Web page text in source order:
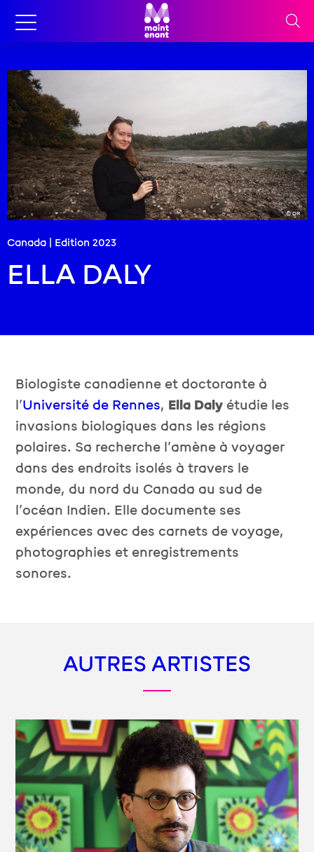
Canada | Edition 2023
ELLA DALY
© DR
Biologiste canadienne et doctorante à
l’Université de Rennes, Ella Daly étudie les
invasions biologiques dans les régions
polaires. Sa recherche l’amène à voyager
dans des endroits isolés à travers le
monde, du nord du Canada au sud de
l’océan Indien. Elle documente ses
expériences avec des carnets de voyage,
photographies et enregistrements
sonores.
AUTRES ARTISTES